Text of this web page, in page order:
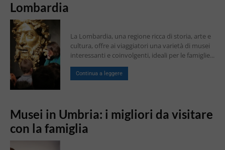
Lombardia
La Lombardia, una regione ricca di storia, arte e
cultura, offre ai viaggiatori una varietà di musei
interessanti e coinvolgenti, ideali per le famiglie...
Continua a leggere
Musei in Umbria: i migliori da visitare
con la famiglia